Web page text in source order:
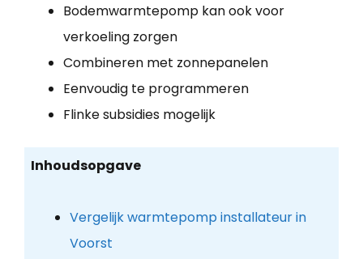
Bodemwarmtepomp kan ook voor
verkoeling zorgen
Combineren met zonnepanelen
Eenvoudig te programmeren
Flinke subsidies mogelijk
Inhoudsopgave
Vergelijk warmtepomp installateur in
Voorst